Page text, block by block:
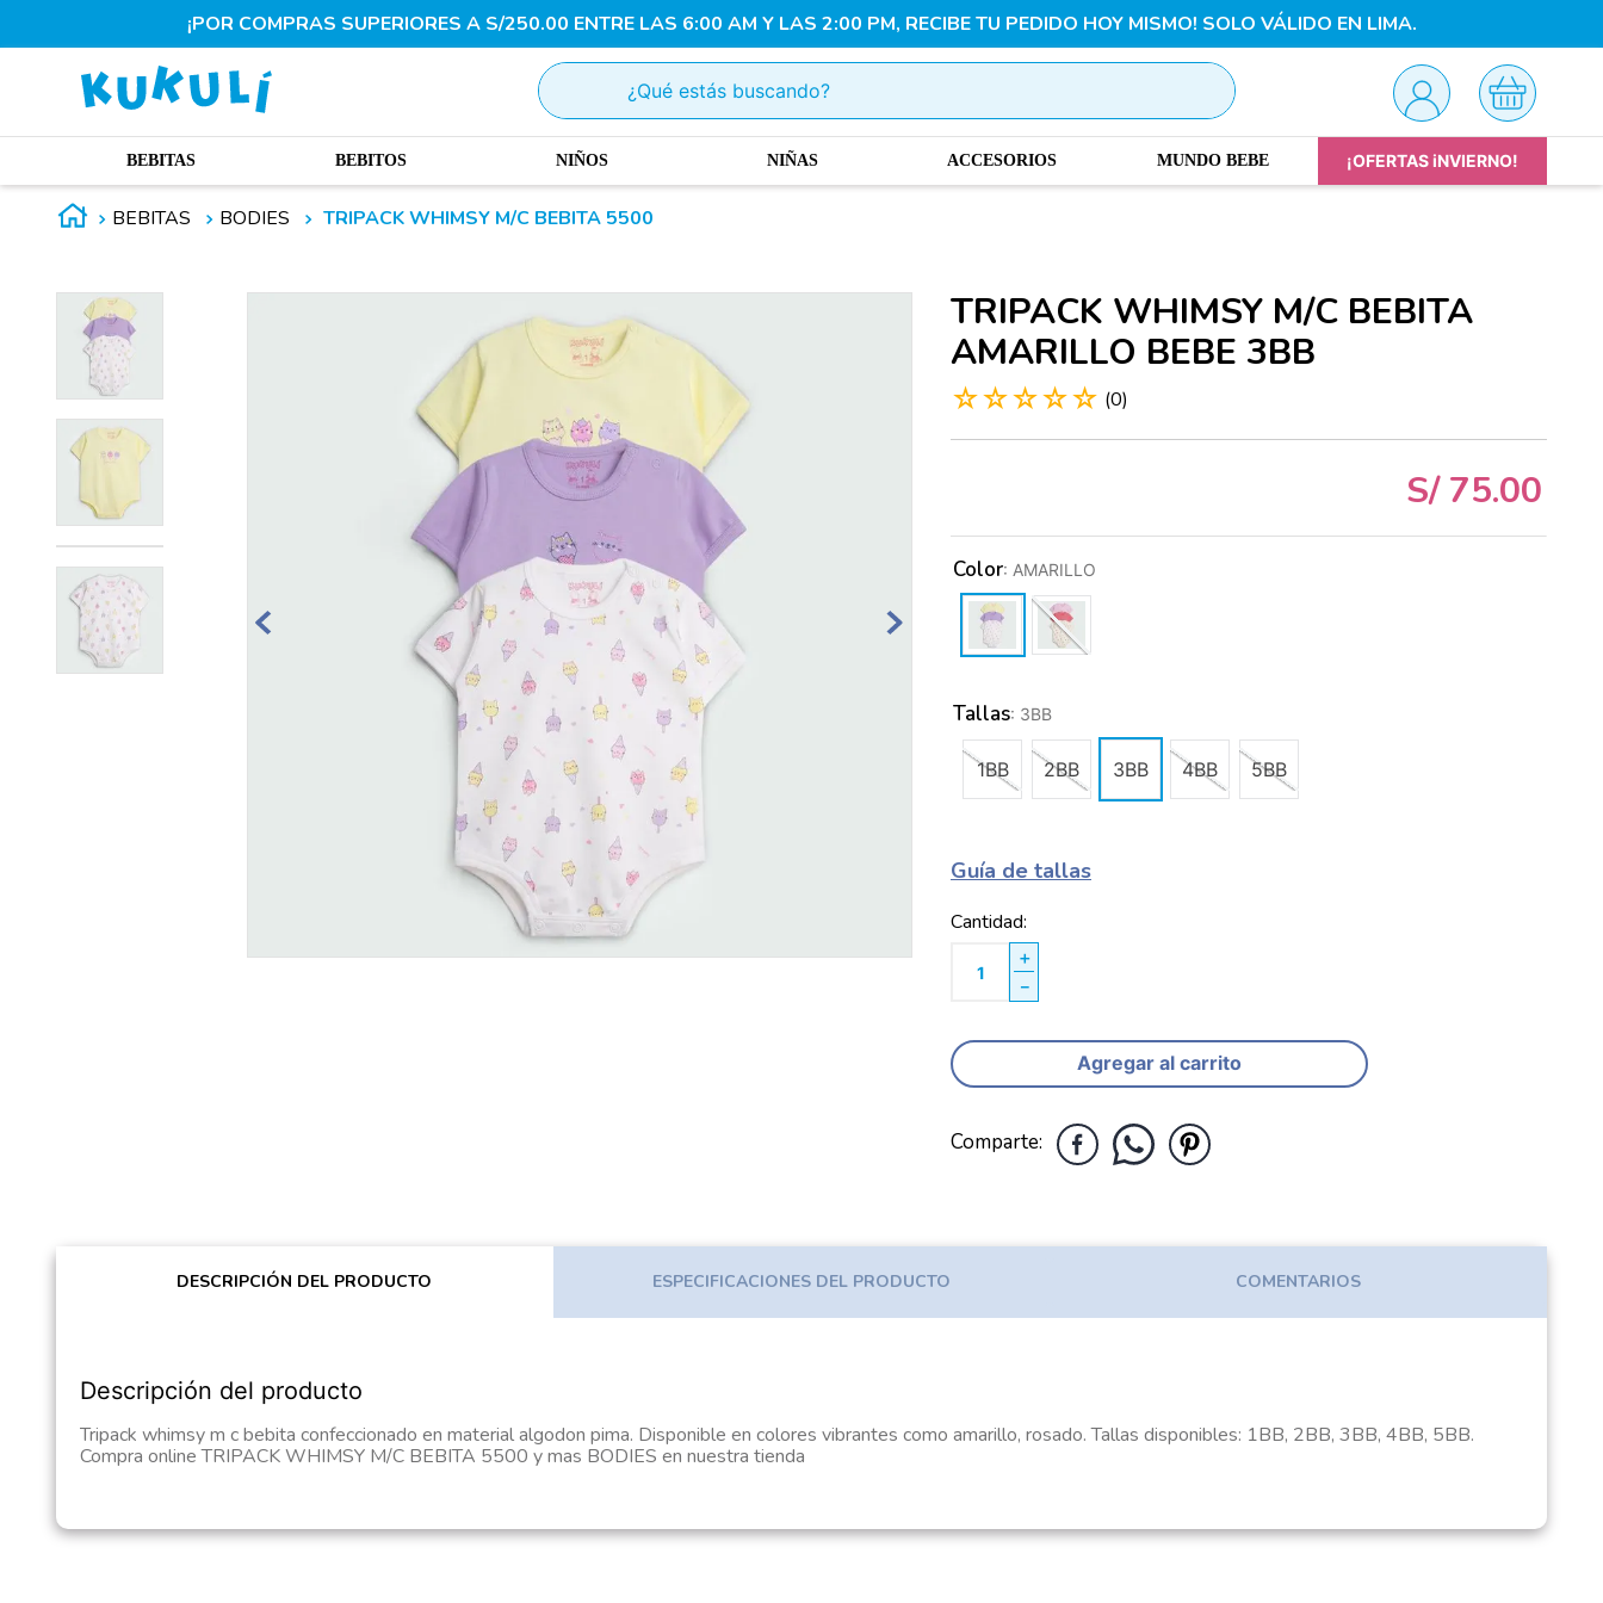
¡POR COMPRAS SUPERIORES A S/250.00 ENTRE LAS 6:00 AM Y LAS 2:00 PM, RECIBE TU PEDIDO HOY MISMO! SOLO VÁLIDO EN LIMA.
¿Qué estás buscando?
BEBITAS BEBITOS NIÑOS NIÑAS ACCESORIOS MUNDO BEBE ¡OFERTAS iNVIERNO!
BEBITAS BODIES TRIPACK WHIMSY M/C BEBITA 5500
TRIPACK WHIMSY M/C BEBITA
AMARILLO BEBE 3BB
☆☆☆☆☆ (0)
S/ 75.00
Tallas: 3BB
1BB 2BB 3BB 4BB 5BB
Color: AMARILLO
Guía de tallas
Cantidad
＋
－
Agregar al carrito
Comparte
DESCRIPCIÓN DEL PRODUCTO ESPECIFICACIONES DEL PRODUCTO COMENTARIOS
Descripción del producto
Tripack whimsy m c bebita confeccionado en material algodon pima. Disponible en colores vibrantes como amarillo, rosado. Tallas disponibles: 1BB, 2BB, 3BB, 4BB, 5BB.
Compra online TRIPACK WHIMSY M/C BEBITA 5500 y mas BODIES en nuestra tienda